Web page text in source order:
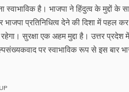
है। भाजपा ने हिंदुत्व के मुद्दों के
प्रतिनिधित्व देने की दिशा में पहल
सुरक्षा एक अहम मुद्दा है। उत्तर प्रदेश
पर स्वाभाविक रूप से इस बार
UP